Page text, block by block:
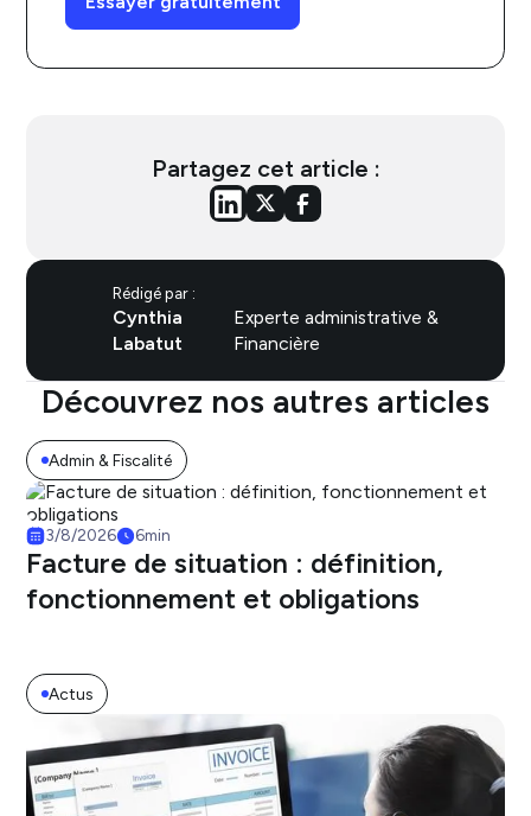
Partagez cet article :
Rédigé par :
Cynthia
Labatut
Experte administrative &
Financière
Découvrez nos autres articles
Admin & Fiscalité
3/8/2026 6min
Facture de situation : définition,
fonctionnement et obligations
Actus